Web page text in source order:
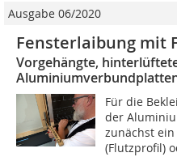
Ausgabe 06/2020
Fensterlaibung mit
Vorgehängte,
Für die
der
zunächst ein
(Flutzprofil)